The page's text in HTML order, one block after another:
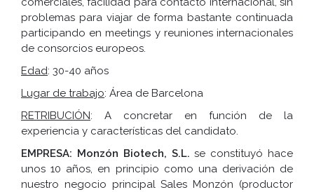
problemas para viajar de forma bastante continuada
participando en meetings y reuniones internacionales
de consorcios europeos.
Edad: 30-40 años
Lugar de trabajo: Área de Barcelona
RETRIBUCIÓN: A concretar en función de la
experiencia y características del candidato.
EMPRESA: Monzón Biotech, S.L. se constituyó hace
unos 10 años, en principio como una derivación de
nuestro negocio principal Sales Monzón (productor